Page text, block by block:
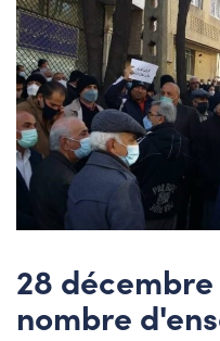
28
nombre